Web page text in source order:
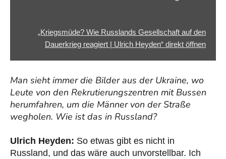
„Kriegsmüde? Wie Russlands Gesellschaft auf den
Dauerkrieg reagiert | Ulrich Heyden“ direkt öffnen
Man sieht immer die Bilder aus der Ukraine, wo
Leute von den Rekrutierungszentren mit Bussen
herumfahren, um die Männer von der Straße
wegholen. Wie ist das in Russland?
Ulrich Heyden: So etwas gibt es nicht in
Russland, und das wäre auch unvorstellbar. Ich